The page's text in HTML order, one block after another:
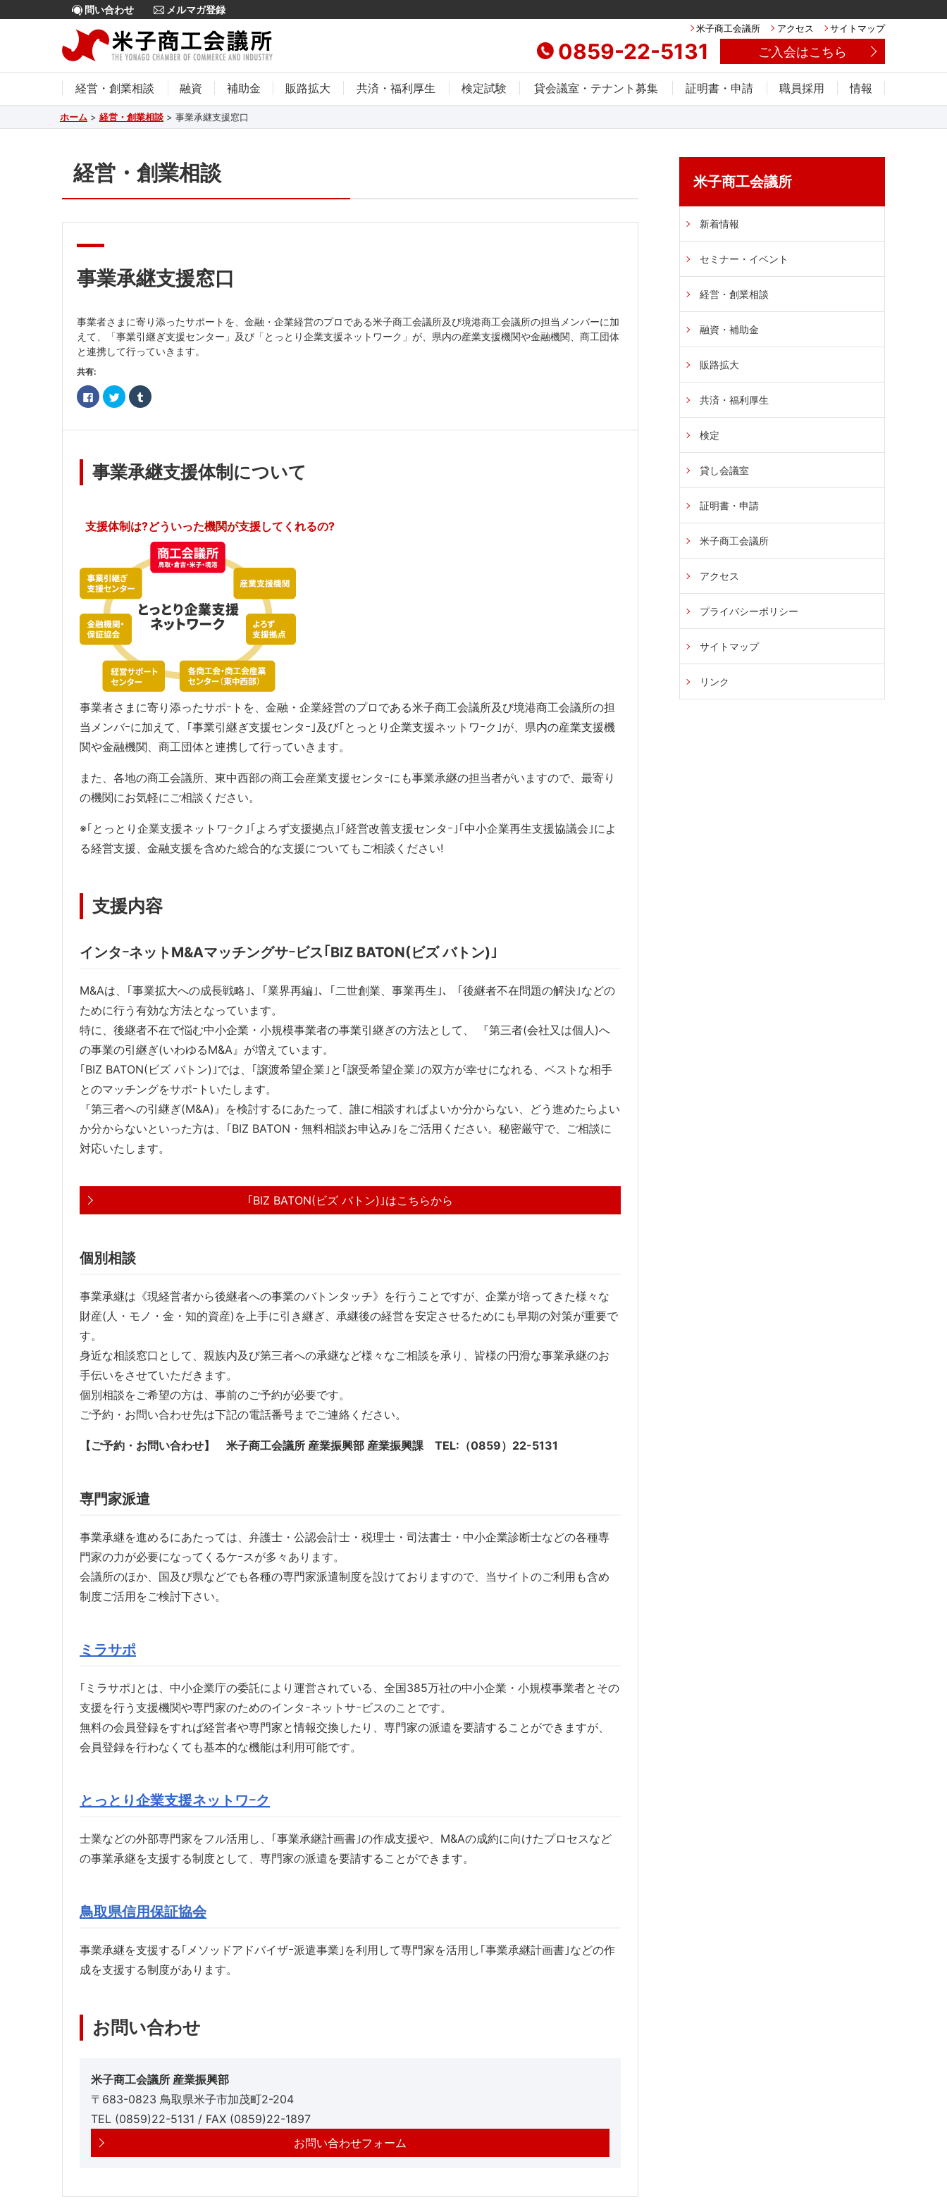
問い合わせ メルマガ登録
米子商工会議所 アクセス サイトマップ
ご入会はこちら
0859-22-5131
経営・創業相談 融資 補助金 販路拡大 共済・福利厚生 検定試験 貸会議室・テナント募集 証明書・申請 職員採用 情報
ホーム > 経営・創業相談 > 事業承継支援窓口
経営・創業相談
事業承継支援窓口
事業者さまに寄り添ったサポートを、金融・企業経営のプロである米子商工会議所及び境港商工会議所の担当メンバーに加
えて、「事業引継ぎ支援センター」及び「とっとり企業支援ネットワーク」が、県内の産業支援機関や金融機関、商工団体
と連携して行っていきます。
共有:
Facebook
で
す
ク
リ
ッ
だ
さ
ウ
ィ
ン
ド
で
開
き
ま
す)
ク
リ
し
共
有
(新
ン
ド
ま
す)
ク
リ
し
共
有
(新
ン
ド
で
き
ま
事業承継支援体制について
支援体制は?どういった機関が支援してくれるの?
事業者さまに寄り添ったサポｰトを、金融・企業経営のプロである米子商工会議所及び境港商工会議所の担
当メンバｰに加えて、｢事業引継ぎ支援センタｰ｣及び｢とっとり企業支援ネットワｰク｣が、県内の産業支援機
関や金融機関、商工団体と連携して行っていきます。
また、各地の商工会議所、東中西部の商工会産業支援センタｰにも事業承継の担当者がいますので、最寄り
の機関にお気軽にご相談ください。
※｢とっとり企業支援ネットワｰク｣｢よろず支援拠点｣｢経営改善支援センタｰ｣｢中小企業再生支援協議会｣によ
る経営支援、金融支援を含めた総合的な支援についてもご相談ください!
支援内容
インタｰネットM&Aマッチングサｰビス｢BIZ BATON(ビズ バトン)｣
M&Aは、｢事業拡大への成長戦略｣、｢業界再編｣、｢二世創業、事業再生｣、 ｢後継者不在問題の解決｣などの
ために行う有効な方法となっています。
特に、後継者不在で悩む中小企業・小規模事業者の事業引継ぎの方法として、 『第三者(会社又は個人)へ
の事業の引継ぎ(いわゆるM&A』が増えています。
｢BIZ BATON(ビズ バトン)｣では、｢譲渡希望企業｣と｢譲受希望企業｣の双方が幸せになれる、ベストな相手
とのマッチングをサポｰトいたします。
『第三者への引継ぎ(M&A)』を検討するにあたって、誰に相談すればよいか分からない、どう進めたらよい
か分からないといった方は、｢BIZ BATON・無料相談お申込み｣をご活用ください。秘密厳守で、ご相談に
対応いたします。
｢BIZ BATON(ビズ バトン)｣はこちらから
個別相談
事業承継は《現経営者から後継者への事業のバトンタッチ》を行うことですが、企業が培ってきた様々な
財産(人・モノ・金・知的資産)を上手に引き継ぎ、承継後の経営を安定させるためにも早期の対策が重要で
す。
身近な相談窓口として、親族内及び第三者への承継など様々なご相談を承り、皆様の円滑な事業承継のお
手伝いをさせていただきます。
個別相談をご希望の方は、事前のご予約が必要です。
ご予約・お問い合わせ先は下記の電話番号までご連絡ください。
【ご予約・お問い合わせ】 米子商工会議所 産業振興部 産業振興課 TEL:（0859）22-5131
専門家派遣
事業承継を進めるにあたっては、弁護士・公認会計士・税理士・司法書士・中小企業診断士などの各種専
門家の力が必要になってくるケｰスが多々あります。
会議所のほか、国及び県などでも各種の専門家派遣制度を設けておりますので、当サイトのご利用も含め
制度ご活用をご検討下さい。
ミラサポ
｢ミラサポ｣とは、中小企業庁の委託により運営されている、全国385万社の中小企業・小規模事業者とその
支援を行う支援機関や専門家のためのインタｰネットサｰビスのことです。
無料の会員登録をすれば経営者や専門家と情報交換したり、専門家の派遣を要請することができますが、
会員登録を行わなくても基本的な機能は利用可能です。
とっとり企業支援ネットワｰク
士業などの外部専門家をフル活用し、｢事業承継計画書｣の作成支援や、M&Aの成約に向けたプロセスなど
の事業承継を支援する制度として、専門家の派遣を要請することができます。
鳥取県信用保証協会
事業承継を支援する｢メソッドアドバイザｰ派遣事業｣を利用して専門家を活用し｢事業承継計画書｣などの作
成を支援する制度があります。
お問い合わせ
米子商工会議所 産業振興部
〒683-0823 鳥取県米子市加茂町2-204
TEL (0859)22-5131 / FAX (0859)22-1897
お問い合わせフォーム
米子商工会議所
新着情報
セミナー・イベント
経営・創業相談
融資・補助金
販路拡大
共済・福利厚生
検定
貸し会議室
証明書・申請
米子商工会議所
アクセス
プライバシーポリシー
サイトマップ
リンク